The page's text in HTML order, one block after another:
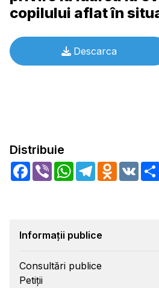
copilului aflat în
Descarca
Distribuie
Facebook
Viber WhatsApp
Telegram VK
Informații publice
Consultări publice
Petiții